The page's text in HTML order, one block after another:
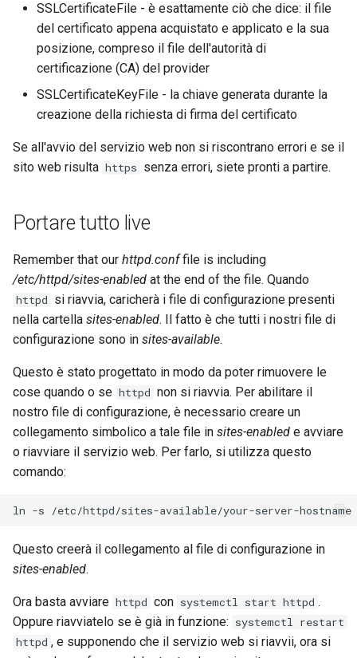
SSLCertificateFile - è esattamente ciò che dice: il file
del certificato appena acquistato e applicato e la sua
posizione, compreso il file dell'autorità di
certificazione (CA) del provider
SSLCertificateKeyFile - la chiave generata durante la
creazione della richiesta di firma del certificato
Se all'avvio del servizio web non si riscontrano errori e se il
sito web risulta https senza errori, siete pronti a partire.
Portare tutto live
Remember that our httpd.conffile is including
/etc/httpd/sites-enabled at the end of the file. Quando
httpd si riavvia, caricherà i file di configurazione presenti
nella cartella sites-enabled. Il fatto è che tutti i nostri file di
configurazione sono in sites-available.
Questo è stato progettato in modo da poter rimuovere le
cose quando o se httpd non si riavvia. Per abilitare il
nostro file di configurazione, è necessario creare un
collegamento simbolico a tale file in sites-enabled e avviare
o riavviare il servizio web. Per farlo, si utilizza questo
comando:
ln -s /etc/httpd/sites-available/your-server-hostname
Questo creerà il collegamento al file di configurazione in
sites-enabled.
Ora basta avviare httpd con systemctl start httpd .
Oppure riavviatelo se è già in funzione: systemctl restart
httpd , e supponendo che il servizio web si riavvii, ora si